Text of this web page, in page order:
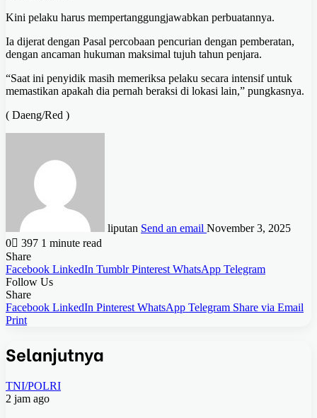
Kini pelaku harus mempertanggungjawabkan perbuatannya.
Ia dijerat dengan Pasal percobaan pencurian dengan pemberatan,
dengan ancaman hukuman maksimal tujuh tahun penjara.
“Saat ini penyidik masih memeriksa pelaku secara intensif untuk
memastikan apakah dia pernah beraksi di lokasi lain,” pungkasnya.
( Daeng/Red )
liputan Send an email November 3, 2025
0
397 1 minute read
Share
Facebook LinkedIn Tumblr Pinterest WhatsApp Telegram
Follow Us
Share
Facebook LinkedIn Pinterest WhatsApp Telegram Share via Email
Print
Selanjutnya
TNI/POLRI
2 jam ago